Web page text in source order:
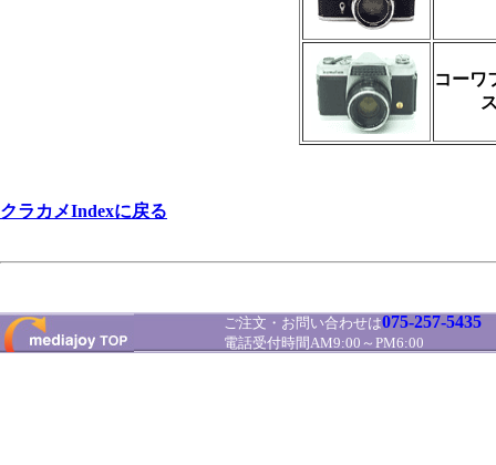
コーワ
クラカメIndexに戻る
ご注文・お問い合わせは075-257-5435
電話受付時間AM9:00～PM6:00